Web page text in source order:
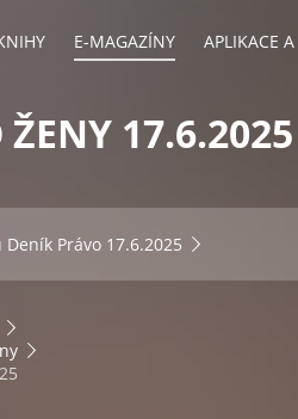
E-MAGAZÍNY APLIKACE
ŽENY 17.6.2025
Deník Právo 17.6.2025